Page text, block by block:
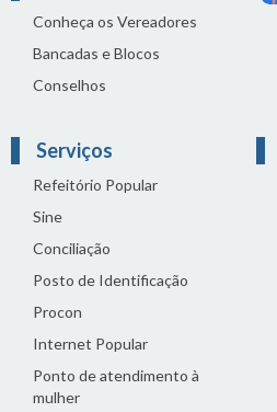
Conheça os Vereadores
Bancadas e Blocos
Conselhos
Serviços
Refeitório Popular
Sine
Conciliação
Posto de Identificação
Procon
Internet Popular
Ponto de atendimento à
mulher